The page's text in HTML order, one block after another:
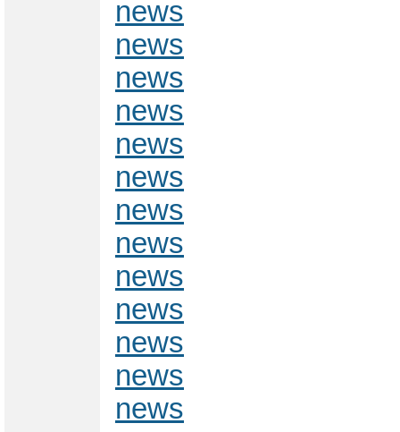
news
news
news
news
news
news
news
news
news
news
news
news
news